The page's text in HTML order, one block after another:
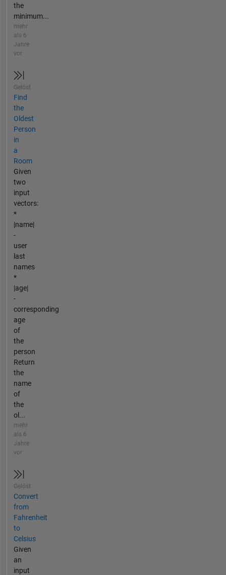
the
minimum...
mehr
als 6
Jahre
vor
Gelöst
Find
the
Oldest
Person
in
a
Room
Given
two
input
vectors:
*
|name|
-
user
last
names
*
|age|
-
corresponding
age
of
the
person
Return
the
name
of
the
ol...
mehr
als 6
Jahre
vor
Gelöst
Convert
from
Fahrenheit
to
Celsius
Given
an
input